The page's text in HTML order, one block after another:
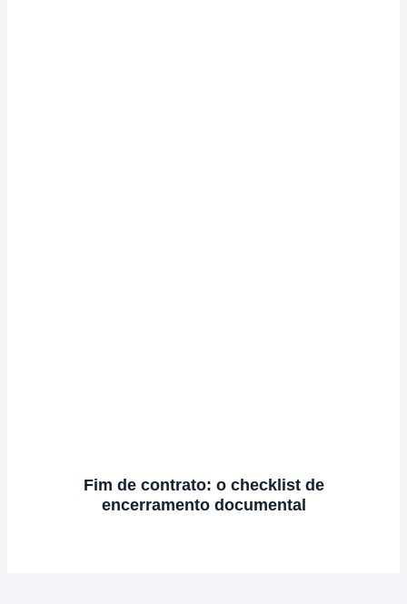
Fim de contrato: o checklist de
encerramento documental